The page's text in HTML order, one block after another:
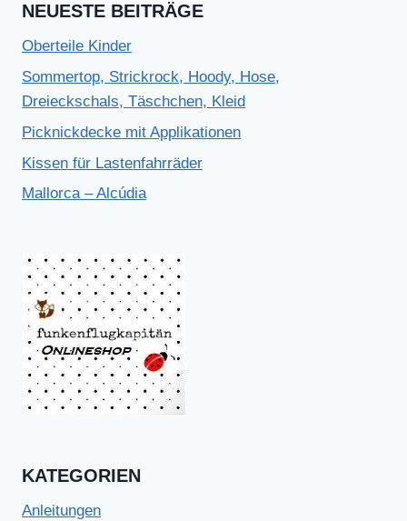
NEUESTE BEITRÄGE
Oberteile Kinder
Sommertop, Strickrock, Hoody, Hose,
Dreieckschals, Täschchen, Kleid
Picknickdecke mit Applikationen
Kissen für Lastenfahrräder
Mallorca – Alcúdia
KATEGORIEN
Anleitungen